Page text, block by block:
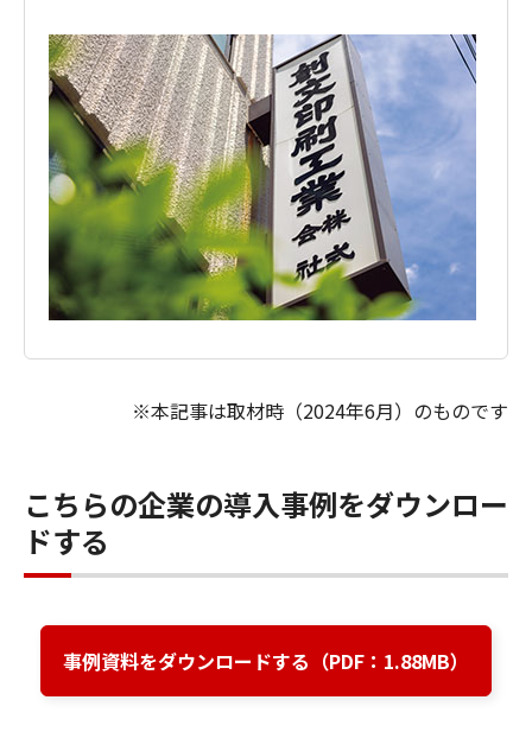
※本記事は取材時（2024年6月）のものです
こちらの企業の導入事例をダウンロー
ドする
事例資料をダウンロードする （PDF：1.88MB）